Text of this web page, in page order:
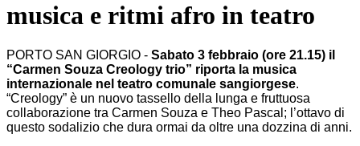
musica e ritmi afro in teatro
PORTO SAN GIORGIO - Sabato 3 febbraio (ore 21.15) il
“Carmen Souza Creology trio” riporta la musica
internazionale nel teatro comunale sangiorgese.
“Creology” è un nuovo tassello della lunga e fruttuosa
collaborazione tra Carmen Souza e Theo Pascal; l’ottavo di
questo sodalizio che dura ormai da oltre una dozzina di anni.